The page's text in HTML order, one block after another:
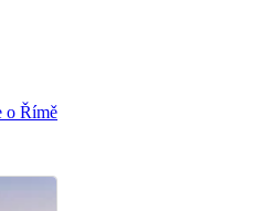
o Římě